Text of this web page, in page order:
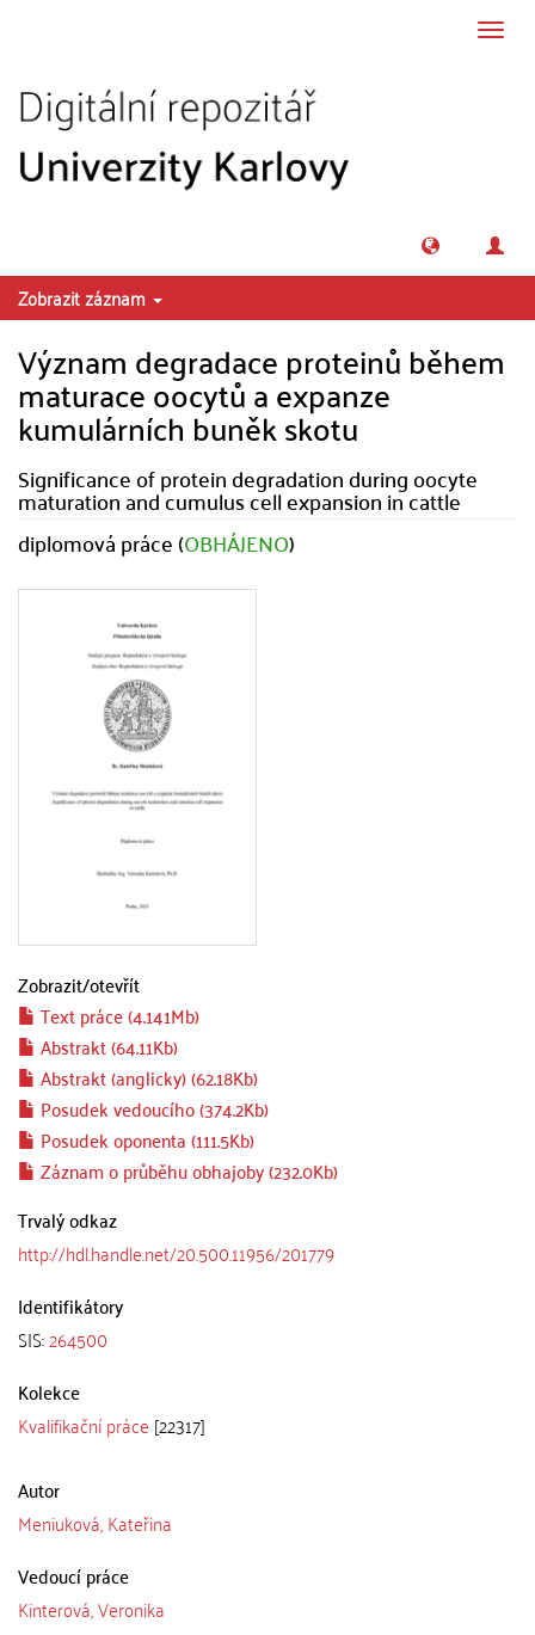
Zobrazit záznam
Význam degradace proteinů během
maturace oocytů a expanze
kumulárních buněk skotu
Significance of protein degradation during oocyte
maturation and cumulus cell expansion in cattle
diplomová práce (OBHÁJENO)
Zobrazit/otevřít
Text práce (4.141Mb)
Abstrakt (64.11Kb)
Abstrakt (anglicky) (62.18Kb)
Posudek vedoucího (374.2Kb)
Posudek oponenta (111.5Kb)
Záznam o průběhu obhajoby (232.0Kb)
Trvalý odkaz
http://hdl.handle.net/20.500.11956/201779
Identifikátory
SIS:264500
Kolekce
Kvalifikační práce [22317]
Autor
Meniuková, Kateřina
Vedoucí práce
Kinterová, Veronika